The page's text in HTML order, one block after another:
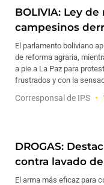
BOLIVIA: Ley
campesinos
El parlamento boliviano
de reforma agraria,
a pie a La Paz para
frustrados y con la
Corresponsal de IPS
DROGAS:
contra lavado
El arma más eficaz para